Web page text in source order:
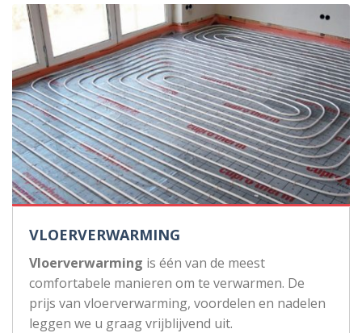
VLOERVERWARMING
Vloerverwarming is één van de meest
comfortabele manieren om te verwarmen. De
prijs van vloerverwarming, voordelen en nadelen
leggen we u graag vrijblijvend uit.